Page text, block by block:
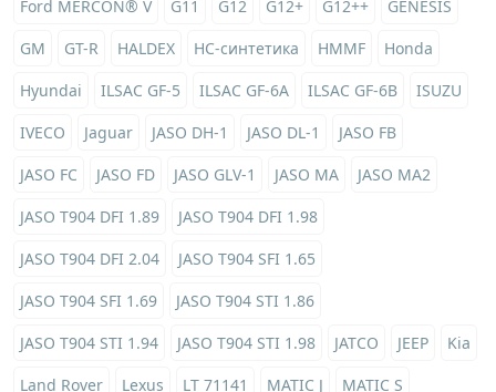
Ford MERCON® V
G11 G12 G12+ G12++
GENESIS
GM
GT-R HALDEX HC-синтетика HMMF
Honda
Hyundai
ILSAC GF-5 ILSAC GF-6A ILSAC GF-6B
ISUZU
IVECO
Jaguar JASO DH-1 JASO DL-1
JASO FB
JASO FC
JASO FD JASO GLV-1 JASO MA
JASO MA2
JASO T904 DFI 1.89
JASO T904 DFI 1.98
JASO T904 DFI 2.04
JASO T904 SFI 1.65
JASO T904 SFI 1.69
JASO T904 STI 1.86
JASO T904 STI 1.94
JASO T904 STI 1.98 JATCO JEEP
Kia
Land Rover
Lexus LT 71141 MATIC J
MATIC S